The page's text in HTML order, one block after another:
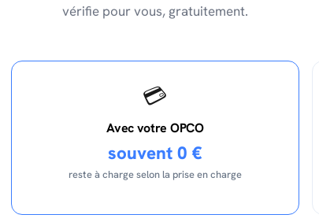
vérifie pour vous, gratuitement.
💳
Avec votre OPCO
souvent 0 €
reste à charge selon la prise en charge